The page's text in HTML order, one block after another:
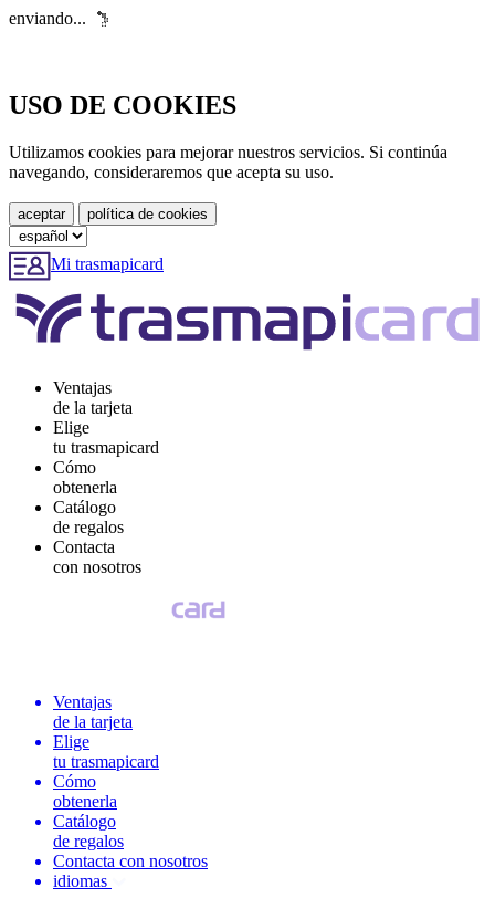
enviando...
USO DE COOKIES
Utilizamos cookies para mejorar nuestros servicios. Si continúa
navegando, consideraremos que acepta su uso.
Mi trasmapicard
Ventajas
de la tarjeta
Elige
tu trasmapicard
Cómo
obtenerla
Catálogo
de regalos
Contacta
con nosotros
Ventajas
de la tarjeta
Elige
tu trasmapicard
Cómo
obtenerla
Catálogo
de regalos
Contacta con nosotros
idiomas